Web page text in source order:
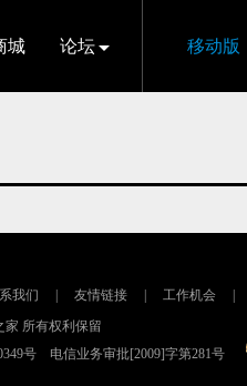
城 论坛 移动版
我们 友情链接 工作机会
家 所有权利保留
号 电信业务审批[2009]字第281号